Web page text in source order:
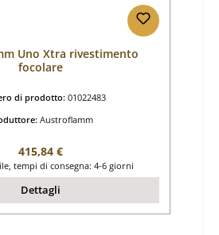
Uno Xtra rivestimento
focolare
di prodotto: 01022483
Austroflamm
Prezzo normale:
415,84 €
tempi di consegna: 4-6 giorni
Dettagli